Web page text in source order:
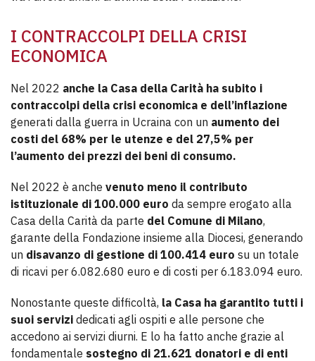
I CONTRACCOLPI DELLA CRISI
ECONOMICA
Nel 2022 anche la Casa della Carità ha subito i
contraccolpi della crisi economica e dell’inflazione
generati dalla guerra in Ucraina con un aumento dei
costi del 68% per le utenze e del 27,5% per
l’aumento dei prezzi dei beni di consumo.
Nel 2022 è anche venuto meno il contributo
istituzionale di 100.000 euro da sempre erogato alla
Casa della Carità da parte del Comune di Milano,
garante della Fondazione insieme alla Diocesi, generando
un disavanzo di gestione di 100.414 euro su un totale
di ricavi per 6.082.680 euro e di costi per 6.183.094 euro.
Nonostante queste difficoltà, la Casa ha garantito tutti i
suoi servizi dedicati agli ospiti e alle persone che
accedono ai servizi diurni. E lo ha fatto anche grazie al
fondamentale sostegno di 21.621 donatori e di enti